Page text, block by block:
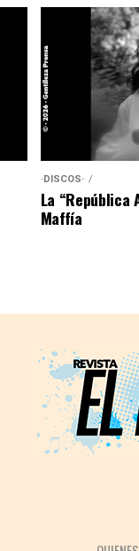
·DISCOS·
La “República
Maffía